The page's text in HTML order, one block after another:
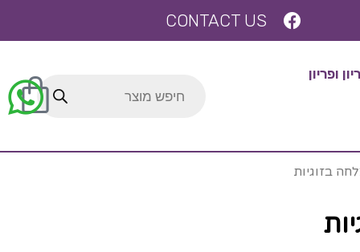
CONTACT US
ופריון
בזוגיות